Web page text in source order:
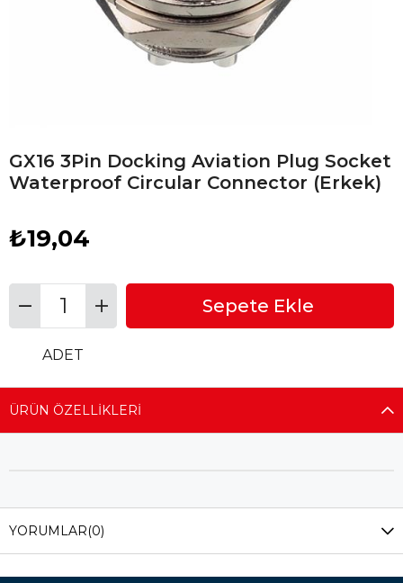
GX16 3Pin Docking Aviation Plug Socket
Waterproof Circular Connector (Erkek)
₺19,04
ADET
ÜRÜN ÖZELLIKLERI
YORUMLAR(0)